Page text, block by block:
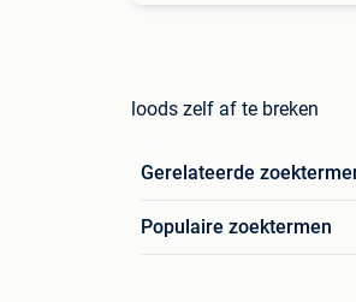
loods zelf af te breken
Gerelateerde
Populaire zoektermen